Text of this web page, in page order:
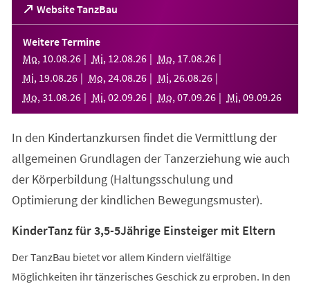
Website TanzBau
(Öffnet
in
einem
neuen
Tab)
Weitere Termine
Mo, 10.08.26 Mi, 12.08.26 Mo, 17.08.26
Mi, 19.08.26 Mo, 24.08.26 Mi, 26.08.26
Mo, 31 .08.26 Mi, 02.09.26 Mo, 07.09.26 Mi, 09.09.26
In den Kindertanzkursen findet die Vermittlung der
allgemeinen Grundlagen der Tanzerziehung wie auch
der Körperbildung (Haltungsschulung und
Optimierung der kindlichen Bewegungsmuster).
KinderTanz für 3,5-5Jährige Einsteiger mit Eltern
Der TanzBau bietet vor allem Kindern vielfältige
Möglichkeiten ihr tänzerisches Geschick zu erproben. In den